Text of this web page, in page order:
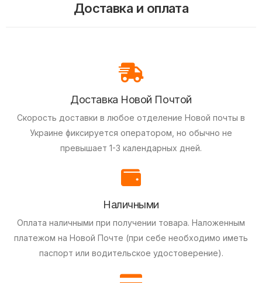
Доставка и оплата
Доставка Новой Почтой
Скорость доставки в любое отделение Новой почты в
Украине фиксируется оператором, но обычно не
превышает 1-3 календарных дней.
Наличными
Оплата наличными при получении товара. Наложенным
платежом на Новой Почте (при себе необходимо иметь
паспорт или водительское удостоверение).